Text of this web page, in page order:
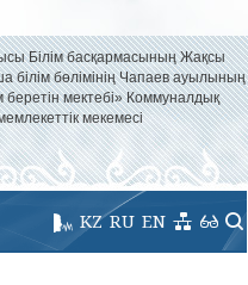
Білім басқармасының Жақсы
білім бөлімінің Чапаев ауылының
беретін мектебі» Коммуналдық
мекемесі
EN
RU
KZ